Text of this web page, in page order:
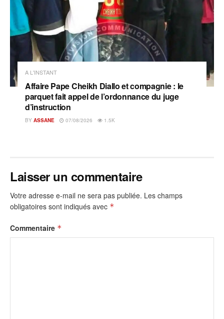
A L'INSTANT
Affaire Pape Cheikh Diallo et compagnie : le
parquet fait appel de l’ordonnance du juge
d’instruction
BY ASSANE 07/08/2026 1.5K
Laisser un commentaire
Votre adresse e-mail ne sera pas publiée. Les champs
obligatoires sont indiqués avec *
Commentaire *